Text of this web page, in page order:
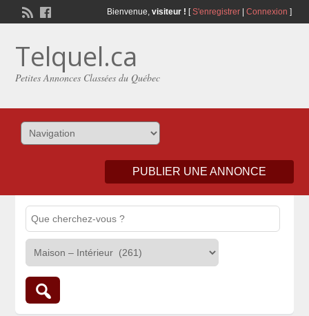
Bienvenue, visiteur ! [S'enregistrer| Connexion ]
Telquel.ca
Petites Annonces Classées du Québec
PUBLIER UNE ANNONCE